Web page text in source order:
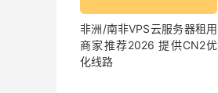
非洲/南非VPS云服务器租用
商家推荐2026 提供CN2优
化线路